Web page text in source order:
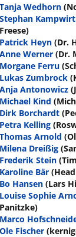
Tanja Wedhorn
Stephan
Freese)
Patrick Heyn (Dr.
Anne Werner (Dr.
Morgane Ferru
Lukas Zumbrock
Anja Antonowicz
Michael Kind
Dirk Borchardt
Petra Kelling
Thomas Arnold
Milena Dreißig
Frederik Stein
Karoline Bär
Bo Hansen (Lars
Louise Sophie
Panitzke)
Marco
Ole Fischer